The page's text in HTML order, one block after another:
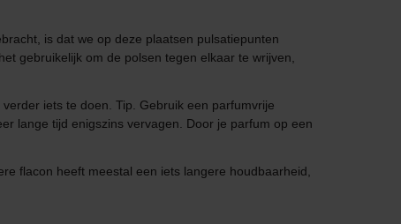
is dat we op deze plaatsen pulsatiepunten
gebruikelijk om de polsen tegen elkaar te wrijven,
iets te doen. Tip. Gebruik een parfumvrije
lange tijd enigszins vervagen. Door je parfum op een
flacon heeft meestal een iets langere houdbaarheid,